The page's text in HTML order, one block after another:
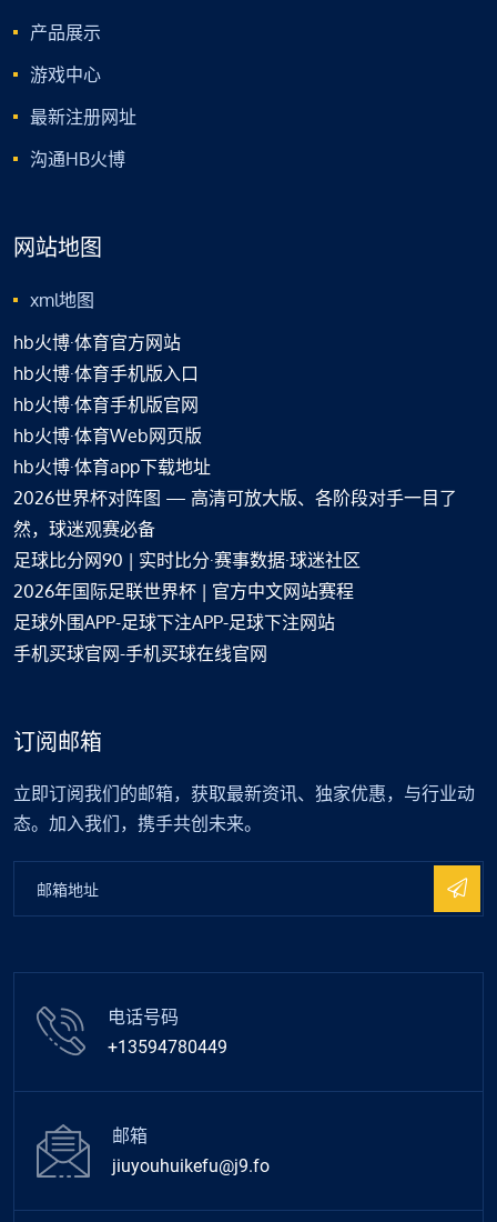
产品展示
游戏中心
最新注册网址
沟通HB火博
网站地图
xml地图
hb火博·体育官方网站
hb火博·体育手机版入口
hb火博·体育手机版官网
hb火博·体育Web网页版
hb火博·体育app下载地址
2026世界杯对阵图 — 高清可放大版、各阶段对手一目了
然，球迷观赛必备
足球比分网90 | 实时比分·赛事数据·球迷社区
2026年国际足联世界杯 | 官方中文网站赛程
足球外围APP-足球下注APP-足球下注网站
手机买球官网-手机买球在线官网
订阅邮箱
立即订阅我们的邮箱，获取最新资讯、独家优惠，与行业动
态。加入我们，携手共创未来。
电话号码
+13594780449
邮箱
jiuyouhuikefu@j9.fo